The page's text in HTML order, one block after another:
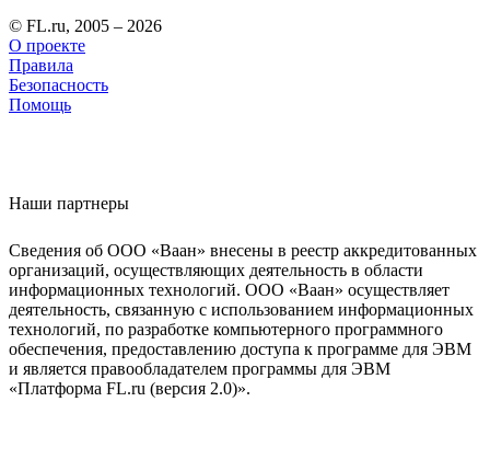
© FL.ru, 2005 – 2026
О проекте
Правила
Безопасность
Помощь
Наши партнеры
Сведения об ООО «Ваан» внесены в реестр аккредитованных
организаций, осуществляющих деятельность в области
информационных технологий. ООО «Ваан» осуществляет
деятельность, связанную с использованием информационных
технологий, по разработке компьютерного программного
обеспечения, предоставлению доступа к программе для ЭВМ
и является правообладателем программы для ЭВМ
«Платформа FL.ru (версия 2.0)».